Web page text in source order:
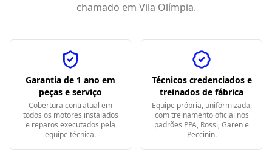
chamado em Vila Olímpia.
Garantia de 1 ano em
peças e serviço
Cobertura contratual em
todos os motores instalados
e reparos executados pela
equipe técnica.
Técnicos credenciados e
treinados de fábrica
Equipe própria, uniformizada,
com treinamento oficial nos
padrões PPA, Rossi, Garen e
Peccinin.